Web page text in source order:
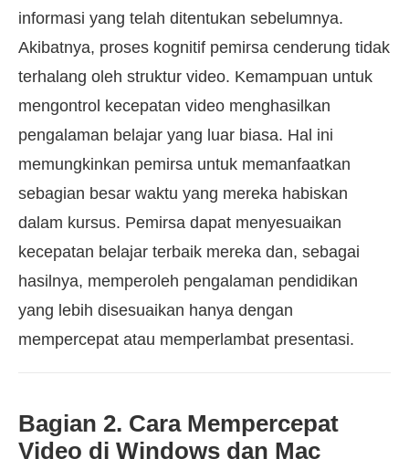
informasi yang telah ditentukan sebelumnya.
Akibatnya, proses kognitif pemirsa cenderung tidak
terhalang oleh struktur video. Kemampuan untuk
mengontrol kecepatan video menghasilkan
pengalaman belajar yang luar biasa. Hal ini
memungkinkan pemirsa untuk memanfaatkan
sebagian besar waktu yang mereka habiskan
dalam kursus. Pemirsa dapat menyesuaikan
kecepatan belajar terbaik mereka dan, sebagai
hasilnya, memperoleh pengalaman pendidikan
yang lebih disesuaikan hanya dengan
mempercepat atau memperlambat presentasi.
Bagian 2. Cara Mempercepat
Video di Windows dan Mac